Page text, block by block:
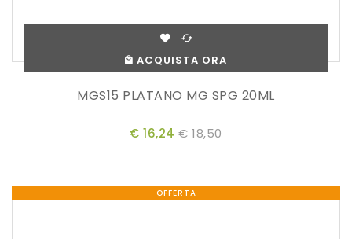
ACQUISTA ORA
MGS15 PLATANO MG SPG 20ML
€ 16,24 € 18,50
OFFERTA